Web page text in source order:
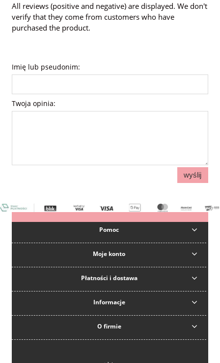
All reviews (positive and negative) are displayed. We don't
verify that they come from customers who have
purchased the product.
Imię lub pseudonim:
Twoja opinia:
wyślij
Pomoc
Moje konto
Płatności i dostawa
Informacje
O firmie